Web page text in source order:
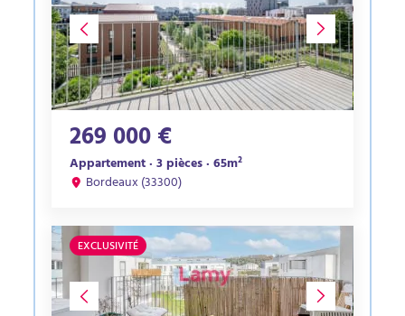
269 000 €
Appartement · 3 pièces · 65m²
Bordeaux (33300)
EXCLUSIVITÉ